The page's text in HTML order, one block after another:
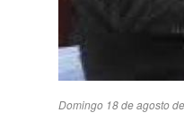
Domingo 18 de agosto